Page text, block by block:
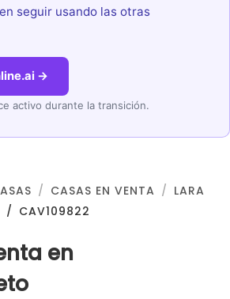
seguir usando las otras
→
activo durante la transición.
CASAS EN VENTA
LARA
CAV109822
en